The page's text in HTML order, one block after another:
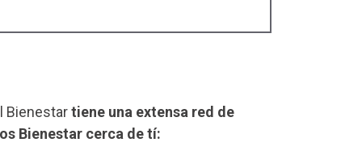
Bienestartiene una extensa red de
Bienestar cerca de tí: